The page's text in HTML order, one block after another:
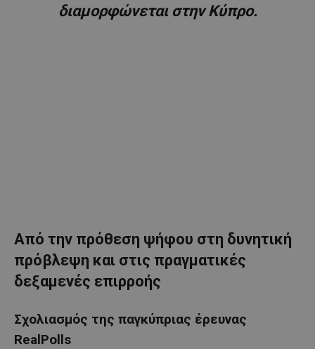
διαμορφώνεται στην Κύπρο.
Από την πρόθεση ψήφου στη δυνητική
πρόβλεψη και στις πραγματικές
δεξαμενές επιρροής
Σχολιασμός της παγκύπριας έρευνας
RealPolls